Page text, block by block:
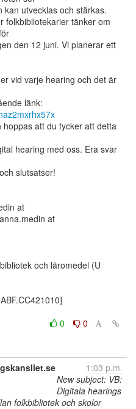
kan utvecklas och stärkas.
folkbibliotekarier tänker om
den 12 juni. Vi planerar ett
vid varje hearing och det är
att du tycker att detta
hearing med oss. Era svar
slutsatser!
at
at
och läromedel (U
0
0
1:03 p.m.
New subject: VB:
Digitala hearings
folkbibliotek och skolor